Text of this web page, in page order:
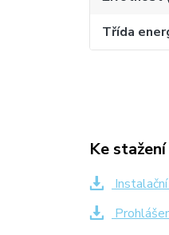
Třída
Ke stažení